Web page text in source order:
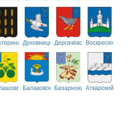
ДуховницкийДергачёвскийВоскресенский
БалаковскийБазарнокарабулакский
Аткарский